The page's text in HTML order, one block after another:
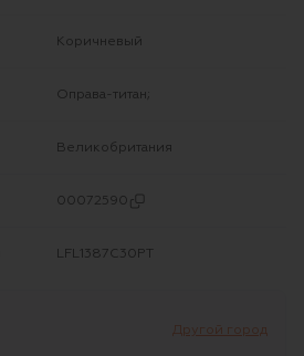
Коричневый
Оправа-титан;
Великобритания
00072590
LFL1387C30PT
Другой город